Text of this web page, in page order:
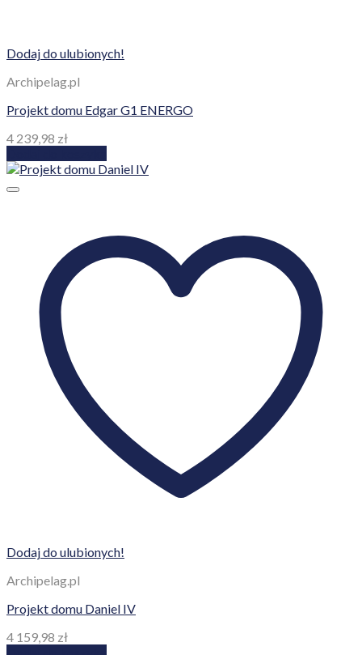
Dodaj do ulubionych!
Archipelag.pl
Projekt domu Edgar G1 ENERGO
4 239,98 zł
Dodaj do ulubionych!
Archipelag.pl
Projekt domu Daniel IV
4 159,98 zł